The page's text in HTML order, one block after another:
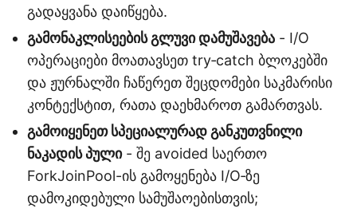
გადაყვანა დაიწყება.
გამონაკლისეების გლუვი დამუშავება - I/O
ოპერაციები მოათავსეთ try‑catch ბლოკებში
და ჟურნალში ჩაწერეთ შეცდომები საკმარისი
კონტექსტით, რათა დაეხმაროთ გამართვას.
გამოიყენეთ სპეციალურად განკუთვნილი
ნაკადის პული- შე avoided საერთო
ForkJoinPool-ის გამოყენება I/O‑ზე
დამოკიდებული სამუშაოებისთვის;